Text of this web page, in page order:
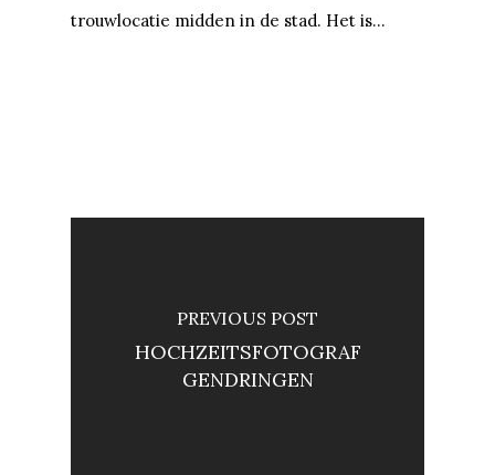
trouwlocatie midden in de stad. Het is…
PREVIOUS POST
HOCHZEITSFOTOGRAF
GENDRINGEN